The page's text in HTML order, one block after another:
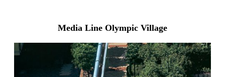
Media Line Olympic Village